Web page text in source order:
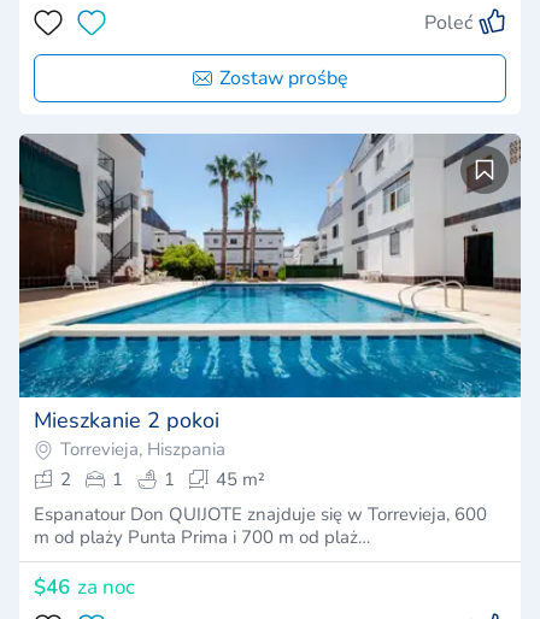
Poleć
Zostaw prośbę
Mieszkanie 2 pokoi
Torrevieja, Hiszpania
2
1 1
45 m²
Espanatour Don QUIJOTE znajduje się w Torrevieja, 600
m od plaży Punta Prima i 700 m od plaż…
$46 za noc